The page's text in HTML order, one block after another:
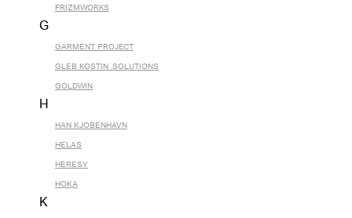
FRIZMWORKS
G
GARMENT PROJECT
GLEB KOSTIN .SOLUTIONS
GOLDWIN
H
HAN KJOBENHAVN
HELAS
HERESY
HOKA
K